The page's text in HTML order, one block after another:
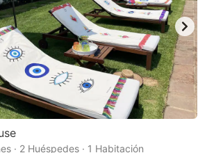
· 2 Huéspedes · 1 Habitación